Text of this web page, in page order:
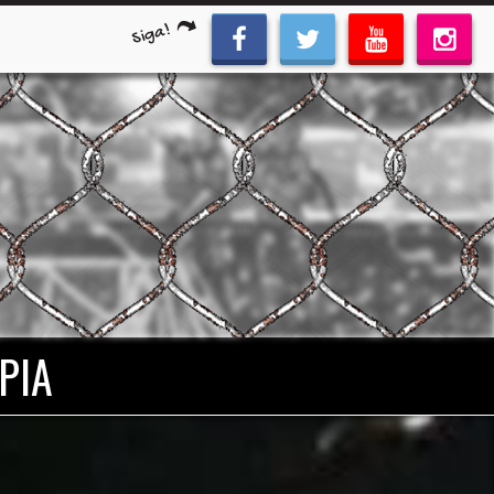
Siga!